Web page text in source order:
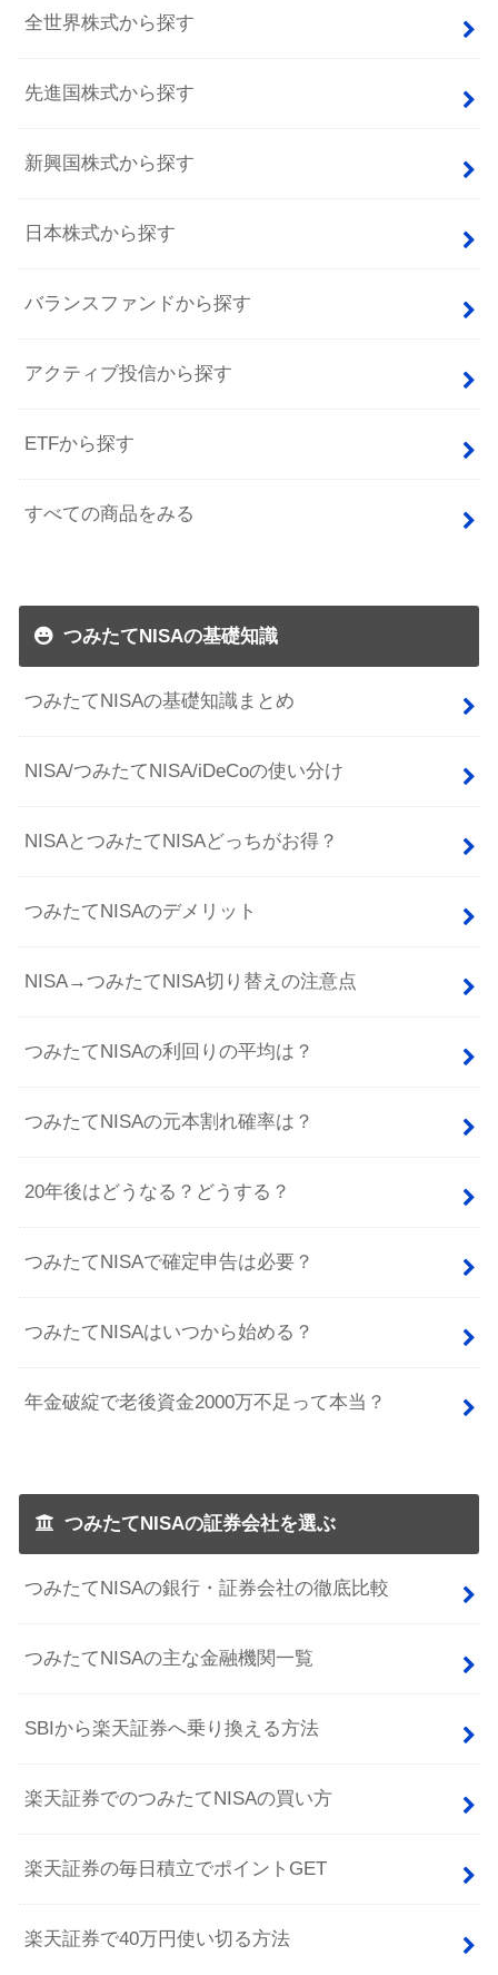
全世界株式から探す
先進国株式から探す
新興国株式から探す
日本株式から探す
バランスファンドから探す
アクティブ投信から探す
ETFから探す
すべての商品をみる
つみたてNISAの基礎知識
つみたてNISAの基礎知識まとめ
NISA/つみたてNISA/iDeCoの使い分け
NISAとつみたてNISAどっちがお得？
つみたてNISAのデメリット
NISA→つみたてNISA切り替えの注意点
つみたてNISAの利回りの平均は？
つみたてNISAの元本割れ確率は？
20年後はどうなる？どうする？
つみたてNISAで確定申告は必要？
つみたてNISAはいつから始める？
年金破綻で老後資金2000万不足って本当？
つみたてNISAの証券会社を選ぶ
つみたてNISAの銀行・証券会社の徹底比較
つみたてNISAの主な金融機関一覧
SBIから楽天証券へ乗り換える方法
楽天証券でのつみたてNISAの買い方
楽天証券の毎日積立でポイントGET
楽天証券で40万円使い切る方法